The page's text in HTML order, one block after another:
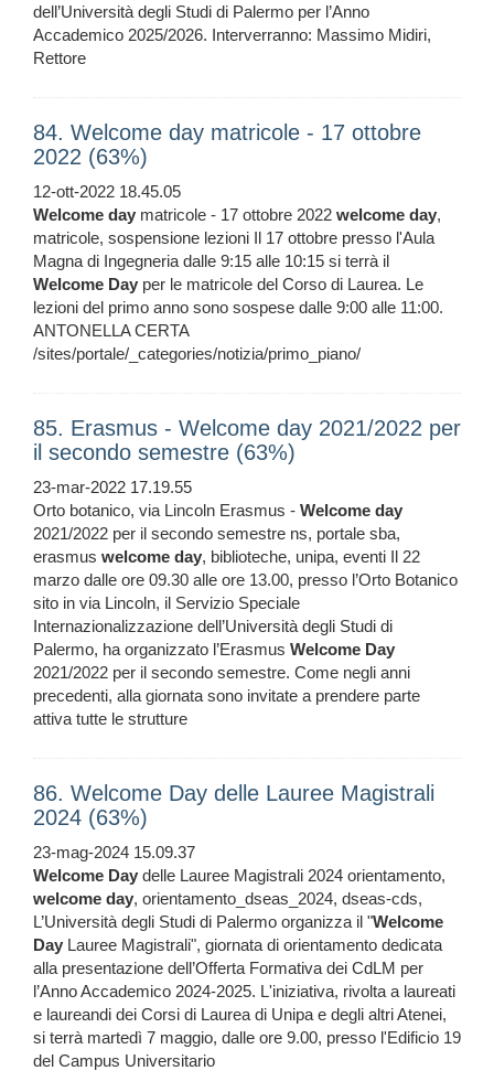
dell’Università degli Studi di Palermo per l’Anno
Accademico 2025/2026. Interverranno: Massimo Midiri,
Rettore
84. Welcome day matricole - 17 ottobre
2022 (63%)
12-ott-2022 18.45.05
Welcome day matricole - 17 ottobre 2022 welcome day,
matricole, sospensione lezioni Il 17 ottobre presso l'Aula
Magna di Ingegneria dalle 9:15 alle 10:15 si terrà il
Welcome Day per le matricole del Corso di Laurea. Le
lezioni del primo anno sono sospese dalle 9:00 alle 11:00.
ANTONELLA CERTA
/sites/portale/_categories/notizia/primo_piano/
85. Erasmus - Welcome day 2021/2022 per
il secondo semestre (63%)
23-mar-2022 17.19.55
Orto botanico, via Lincoln Erasmus - Welcome day
2021/2022 per il secondo semestre ns, portale sba,
erasmus welcome day, biblioteche, unipa, eventi Il 22
marzo dalle ore 09.30 alle ore 13.00, presso l’Orto Botanico
sito in via Lincoln, il Servizio Speciale
Internazionalizzazione dell’Università degli Studi di
Palermo, ha organizzato l’Erasmus Welcome Day
2021/2022 per il secondo semestre. Come negli anni
precedenti, alla giornata sono invitate a prendere parte
attiva tutte le strutture
86. Welcome Day delle Lauree Magistrali
2024 (63%)
23-mag-2024 15.09.37
Welcome Day delle Lauree Magistrali 2024 orientamento,
welcome day, orientamento_dseas_2024, dseas-cds,
L’Università degli Studi di Palermo organizza il "Welcome
Day Lauree Magistrali", giornata di orientamento dedicata
alla presentazione dell’Offerta Formativa dei CdLM per
l’Anno Accademico 2024-2025. L'iniziativa, rivolta a laureati
e laureandi dei Corsi di Laurea di Unipa e degli altri Atenei,
si terrà martedì 7 maggio, dalle ore 9.00, presso l'Edificio 19
del Campus Universitario